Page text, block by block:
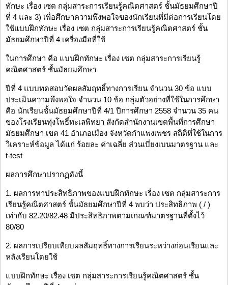
ทักษะ เรื่อง เซต กลุ่มสาระการเรียนรู้คณิตศาสตร์ ชั้นมัธยมศึกษาปี
ที่ 4 และ 3) เพื่อศึกษาความพึงพอใจของนักเรียนที่มีต่อการเรียนโดย
ใช้แบบฝึกทักษะ เรื่อง เซต กลุ่มสาระการเรียนรู้คณิตศาสตร์ ชั้น
มัธยมศึกษาปีที่ 4 เครื่องมือที่ใช้
ในการศึกษา คือ แบบฝึกทักษะ เรื่อง เซต กลุ่มสาระการเรียนรู้
คณิตศาสตร์ ชั้นมัธยมศึกษา
ปีที่ 4 แบบทดสอบวัดผลสัมฤทธิ์ทางการเรียน จำนวน 30 ข้อ แบบ
ประเมินความพึงพอใจ จำนวน 10 ข้อ กลุ่มตัวอย่างที่ใช้ในการศึกษา
คือ นักเรียนชั้นมัธยมศึกษาปีที่ 4/1 ปีการศึกษา 2558 จำนวน 35 คน
ของโรงเรียนทุ่งโพธิ์ทะเลพิทยา สังกัดสำนักงานเขตพื้นที่การศึกษา
มัธยมศึกษา เขต 41 อำเภอเมือง จังหวัดกำแพงเพชร สถิติที่ใช้ในการ
วิเคราะห์ข้อมูล ได้แก่ ร้อยละ ค่าเฉลี่ย ส่วนเบี่ยงเบนมาตรฐาน และ
t-test
ผลการศึกษาปรากฏดังนี้
1. ผลการหาประสิทธิภาพของแบบฝึกทักษะ เรื่อง เซต กลุ่มสาระการ
เรียนรู้คณิตศาสตร์ ชั้นมัธยมศึกษาปีที่ 4 พบว่า ประสิทธิภาพ ( / )
เท่ากับ 82.20/82.48 มีประสิทธิภาพตามเกณฑ์มาตรฐานที่ตั้งไว้
80/80
2. ผลการเปรียบเทียบผลสัมฤทธิ์ทางการเรียนระหว่างก่อนเรียนและ
หลังเรียนโดยใช้
แบบฝึกทักษะ เรื่อง เซต กลุ่มสาระการเรียนรู้คณิตศาสตร์ ชั้น